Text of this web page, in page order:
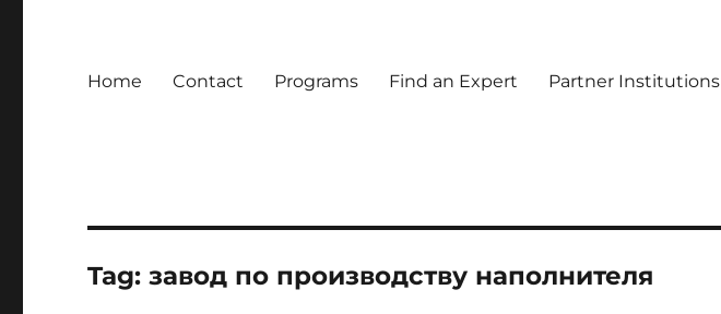
Home Contact Programs Find an Expert Partner Institutions
Tag:завод по производству наполнителя